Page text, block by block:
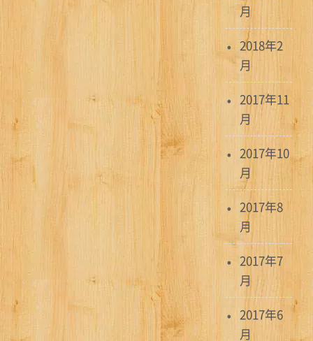
月
2018年2
月
2017年11
月
2017年10
月
2017年8
月
2017年7
月
2017年6
月